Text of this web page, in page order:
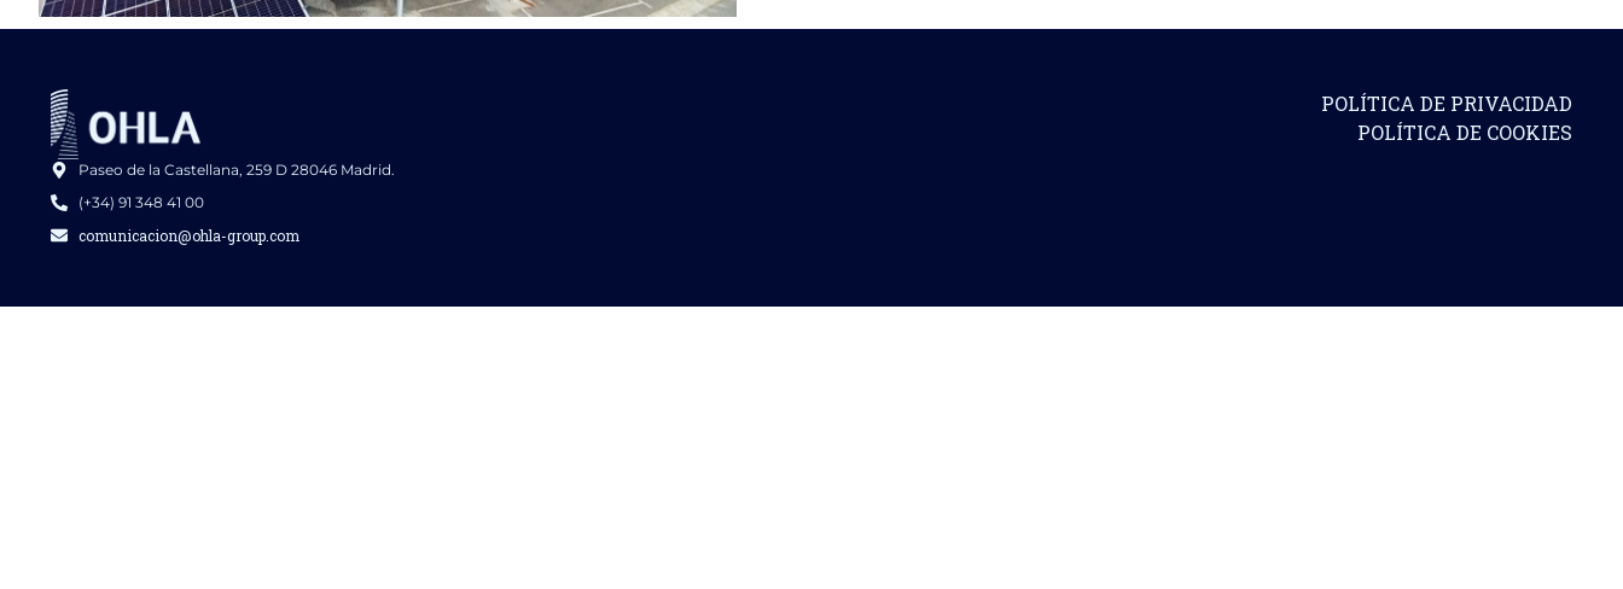
Paseo de la Castellana, 259 D 28046 Madrid.
(+34) 91 348 41 00
comunicacion@ohla-group.com
POLÍTICA DE PRIVACIDAD
POLÍTICA DE COOKIES